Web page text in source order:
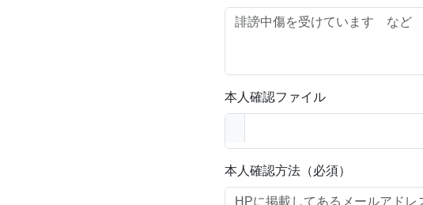
本人確認ファイル
本人確認方法（必須）